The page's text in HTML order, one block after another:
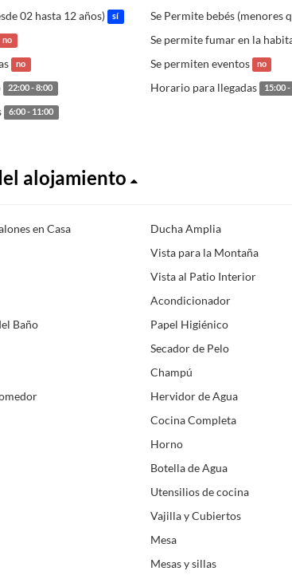
02 hasta 12 años) sí Se Permite bebés (menores
no Se permite fumar en la
no Se permiten eventos no
22:00 - 8:00 Horario para llegadas 15:00
6:00 - 11:00
alojamiento
en Casa
Ducha Amplia
Vista para la Montaña
Vista al Patio Interior
Acondicionador
Baño
Papel Higiénico
Secador de Pelo
Champú
Hervidor de Agua
Cocina Completa
Horno
Botella de Agua
Utensilios de cocina
Vajilla y Cubiertos
Mesa
Mesas y sillas